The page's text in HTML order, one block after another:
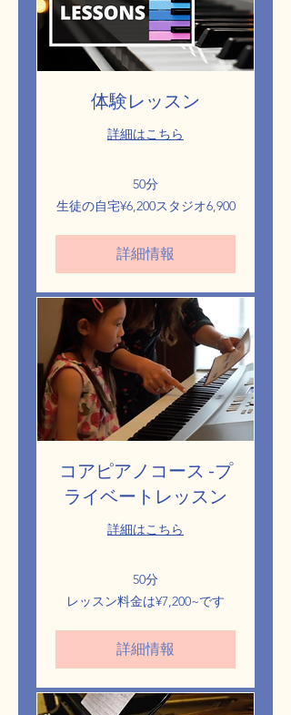
体験レッスン
詳細はこちら
50分
生
徒
ス
ジ
6,900
生徒の自宅¥6,200スタジオ6,900
詳細情報
コアピアノコース -プ
ライベートレッスン
詳細はこちら
50分
で
す
レッスン料金は¥7,200~です
詳細情報